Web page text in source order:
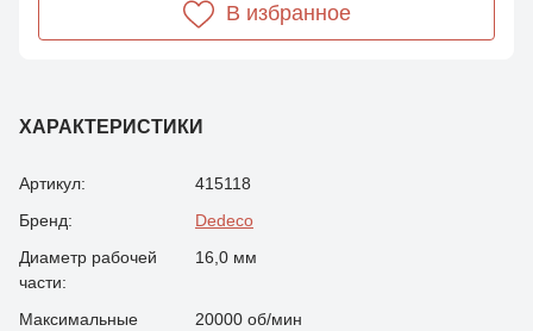
ХАРАКТЕРИСТИКИ
Артикул:
415118
Бренд:
Dedeco
Диаметр рабочей
части:
16,0 мм
Максимальные
20000 об/мин
В избранное